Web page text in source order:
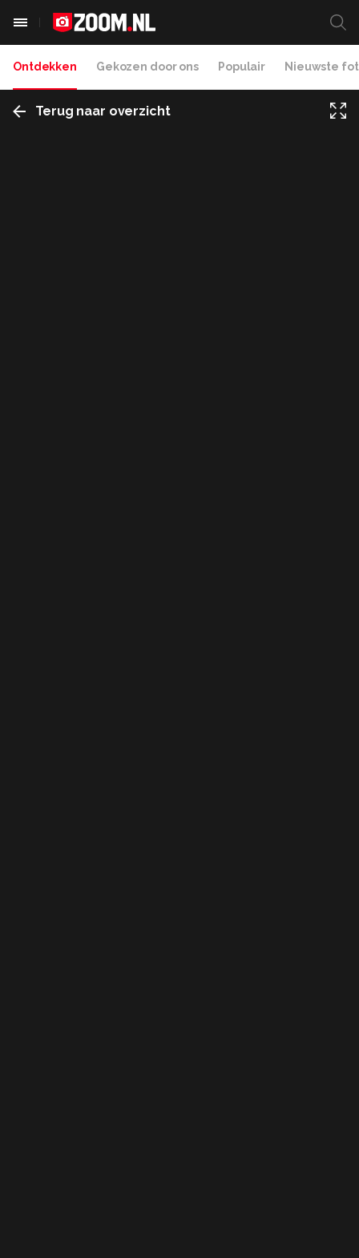
Ontdekken Gekozen door ons Populair Nieuwste
Terug naar overzicht